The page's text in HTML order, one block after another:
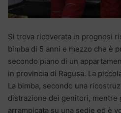
Si trova ricoverata in prognosi
bimba di 5 anni e mezzo che è
secondo piano di un
in provincia di Ragusa. La
La bimba, secondo una
distrazione dei genitori, mentre
arrampicata su una sedie ed è